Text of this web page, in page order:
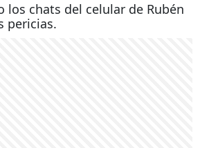
los chats del celular de Rubén
pericias.